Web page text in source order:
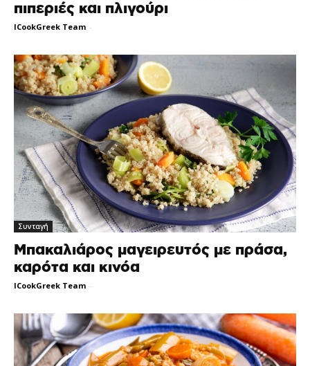
πιπεριές και πλιγούρι
ICookGreek Team -
Συνταγή
Μπακαλιάρος μαγειρευτός με πράσα,
καρότα και κινόα
ICookGreek Team -